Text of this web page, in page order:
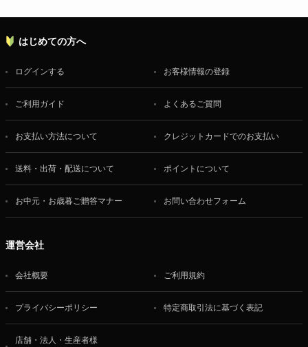
はじめての方へ
ログインする お客様情報の登録
ご利用ガイド よくあるご質問
お支払い方法について クレジットカードでのお支払い
送料・出荷・配送について ポイントについて
お中元・お歳暮ご贈答マナー お問い合わせフォーム
運営会社
会社概要 ご利用規約
プライバシーポリシー 特定商取引法に基づく表記
店舗・法人・生産者様